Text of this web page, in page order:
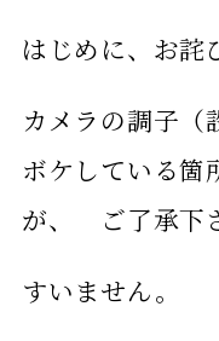
はじめに、お詫
カメラの調子（
ボケしている箇
が、 ご了承下
すいません。